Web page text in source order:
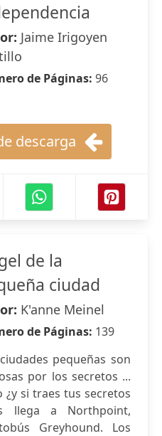
Jaime Irigoyen
de Páginas: 96
descarga
de la
ciudad
K'anne Meinel
de Páginas: 139
pequeñas son
por los secretos ...
¿y si traes tus secretos
llega a Northpoint,
Greyhound. Los